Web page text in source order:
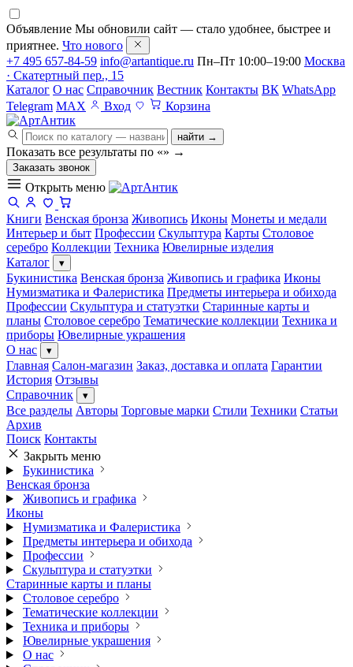
Объявление Мы обновили сайт — стало удобнее, быстрее и
приятнее. Что нового
+7 495 657-84-59 info@artantique.ru Пн–Пт 10:00–19:00 Москва
· Скатертный пер., 15
Каталог О нас Справочник Вестник Контакты ВК WhatsApp
Telegram MAX Вход Корзина
найти →
Показать все результаты по «» →
Заказать звонок
Открыть меню
Книги Венская бронза Живопись Иконы Монеты и медали
Интерьер и быт Профессии Скульптура Карты Столовое
серебро Коллекции Техника Ювелирные изделия
Каталог
▾
Букинистика Венская бронза Живопись и графика Иконы
Нумизматика и Фалеристика Предметы интерьера и обихода
Профессии Скульптура и статуэтки Старинные карты и
планы Столовое серебро Тематические коллекции Техника и
приборы Ювелирные украшения
О нас
▾
Главная Салон-магазин Заказ, доставка и оплата Гарантии
История Отзывы
Справочник
▾
Все разделы Авторы Торговые марки Стили Техники Статьи
Архив
Поиск Контакты
Закрыть меню
Букинистика
Венская бронза
Живопись и графика
Иконы
Нумизматика и Фалеристика
Предметы интерьера и обихода
Профессии
Скульптура и статуэтки
Старинные карты и планы
Столовое серебро
Тематические коллекции
Техника и приборы
Ювелирные украшения
О нас